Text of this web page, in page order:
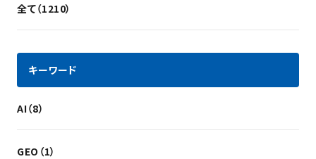
全て（1210）
キーワード
AI（8）
GEO（1）